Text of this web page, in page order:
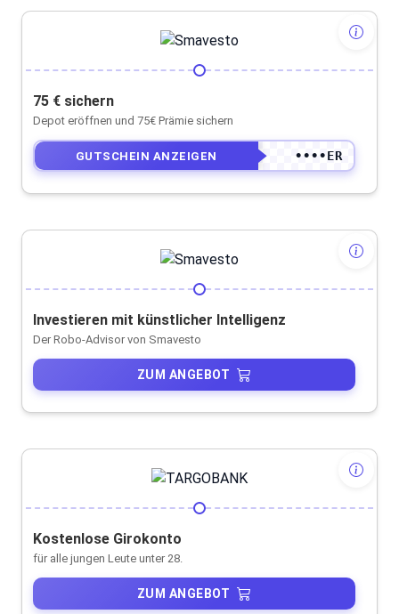
75 € sichern
Depot eröffnen und 75€ Prämie sichern
GUTSCHEIN ANZEIGEN ••••ER
Investieren mit künstlicher Intelligenz
Der Robo-Advisor von Smavesto
ZUM ANGEBOT
Kostenlose Girokonto
für alle jungen Leute unter 28.
ZUM ANGEBOT